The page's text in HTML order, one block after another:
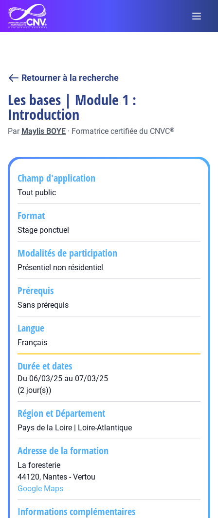
Retourner à la recherche
Les bases | Module 1 :
Introduction
Par Maylis BOYE · Formatrice certifiée du CNVC®
Champ d'application
Tout public
Format
Stage ponctuel
Modalités de participation
Présentiel non résidentiel
Prérequis
Sans prérequis
Langue
Français
Durée et dates
Du 06/03/25 au 07/03/25
(2 jour(s))
Région et Département
Pays de la Loire | Loire-Atlantique
Adresse de la formation
La foresterie
44120, Nantes - Vertou
Google Maps
Informations complémentaires